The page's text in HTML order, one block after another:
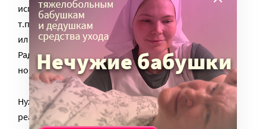
использовании электронных сертификатов, и т.д., и
т.п. К комплексной реабилитации и абилитации так
или иначе относится самая разная деятельность.
Радует, что эта работа будет подкреплена теперь
новыми правилами.
Нужно понимать, что сопровождение при
реабилитации – это не социальное сопровождение,